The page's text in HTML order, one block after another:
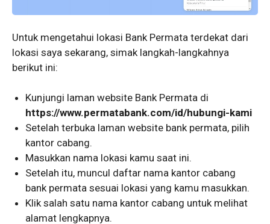
Untuk mengetahui lokasi Bank Permata terdekat dari
lokasi saya sekarang, simak langkah-langkahnya
berikut ini:
Kunjungi laman website Bank Permata di
https://www.permatabank.com/id/hubungi-kami
Setelah terbuka laman website bank permata, pilih
kantor cabang.
Masukkan nama lokasi kamu saat ini.
Setelah itu, muncul daftar nama kantor cabang
bank permata sesuai lokasi yang kamu masukkan.
Klik salah satu nama kantor cabang untuk melihat
alamat lengkapnya.